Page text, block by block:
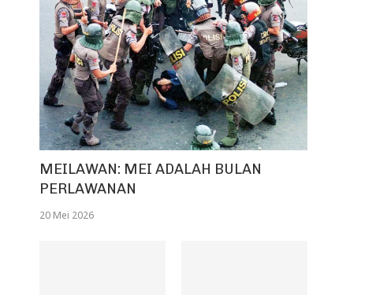
MEILAWAN: MEI ADALAH BULAN
PERLAWANAN
20 Mei 2026